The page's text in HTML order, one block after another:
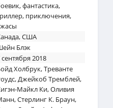
,фантастика,
, приключения,
,США
Блэк
сентября 2018
Холбрук,Треванте
,Джейкоб Тремблей,
Майкл Ки,Оливия
,Стерлинг К. Браун,